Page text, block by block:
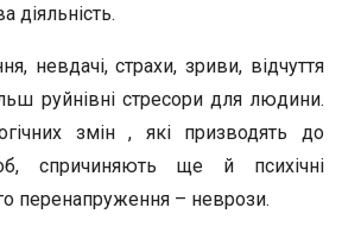
діяльність.
невдачі, страхи, зриви, відчуття
руйнівні стресори для людини.
змін , які призводять до
спричиняють ще й психічні
перенапруження – неврози.